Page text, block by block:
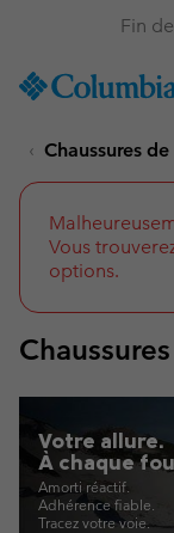
TO
SKIP
NAV
SKIP
TO
SEARCH
Chaussures
Vous
options.
Votre allure.
À chaque
Amorti réactif.
Adhérence fiable.
Tracez votre voie.